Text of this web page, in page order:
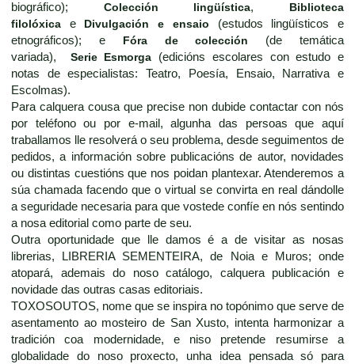
biográfico); Colección lingüística, Biblioteca
filolóxica e Divulgación e ensaio (estudos lingüísticos e
etnográficos); e Fóra de colección (de temática
variada), Serie Esmorga (edicións escolares con estudo e
notas de especialistas: Teatro, Poesía, Ensaio, Narrativa e
Escolmas).
Para calquera cousa que precise non dubide contactar con nós
por teléfono ou por e-mail, algunha das persoas que aquí
traballamos lle resolverá o seu problema, desde seguimentos de
pedidos, a información sobre publicacións de autor, novidades
ou distintas cuestións que nos poidan plantexar. Atenderemos a
súa chamada facendo que o virtual se convirta en real dándolle
a seguridade necesaria para que vostede confíe en nós sentindo
a nosa editorial como parte de seu.
Outra oportunidade que lle damos é a de visitar as nosas
librerias, LIBRERIA SEMENTEIRA, de Noia e Muros; onde
atopará, ademais do noso catálogo, calquera publicación e
novidade das outras casas editoriais.
TOXOSOUTOS, nome que se inspira no topónimo que serve de
asentamento ao mosteiro de San Xusto, intenta harmonizar a
tradición coa modernidade, e niso pretende resumirse a
globalidade do noso proxecto, unha idea pensada só para